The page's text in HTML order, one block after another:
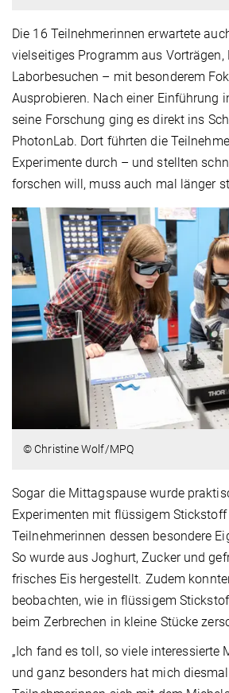
Die 16 Teilnehmerinnen erwartete
vielseitiges Programm aus Vorträgen,
Laborbesuchen – mit besonderem
Ausprobieren. Nach einer Einführung
seine Forschung ging es direkt ins
PhotonLab. Dort führten die
Experimente durch – und stellten
forschen will, muss auch mal länger
© Christine Wolf/MPQ
Sogar die Mittagspause wurde
Experimenten mit flüssigem
Teilnehmerinnen dessen besondere
So wurde aus Joghurt, Zucker und
frisches Eis hergestellt. Zudem
beobachten, wie in flüssigem
beim Zerbrechen in kleine Stücke
„Ich fand es toll, so viele interessierte
und ganz besonders hat mich